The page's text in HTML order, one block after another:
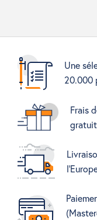
Une
20.000
Frais
gratuit